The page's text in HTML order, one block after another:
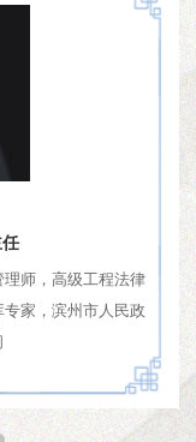
师，高级工程法律
家，滨州市人民政
有丰富的知识产权